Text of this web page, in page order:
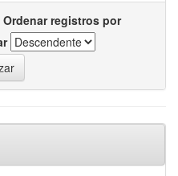
Ordenar registros por